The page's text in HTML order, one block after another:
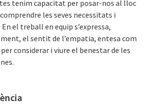
tenim capacitat per posar-nos al lloc
les seves necessitats i
el treball en equip s’expressa,
el sentit de l’empatia, entesa com
considerar i viure el benestar de les